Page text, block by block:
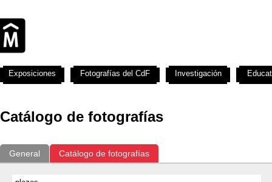
Catálogo de fotografías
General Catálogo de fotografías
Exposiciones Fotografías del CdF Investigación